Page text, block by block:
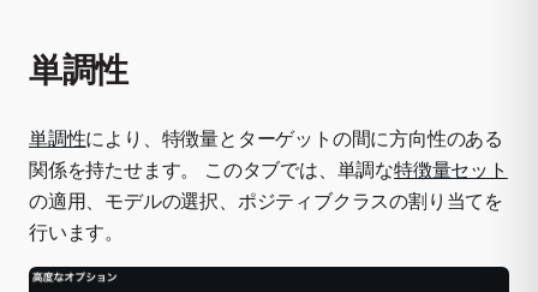
単調性
単調性により、特徴量とターゲットの間に方向性のある
関係を持たせます。 このタブでは、単調な特徴量セット
の適用、モデルの選択、ポジティブクラスの割り当てを
行います。